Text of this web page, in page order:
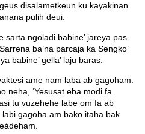
disalametkeun ku kayakinan
pulih deui.
sarta ngoladi babine’ jareya pas
ba’na parcaja ka Sengko’
babine’ gella’ laju baras.
ame nam laba ab gagoham.
neha, ‘Yesusat eba modi fa
tu vuzehehe labe om fa ab
gagoha am bako itaha bak